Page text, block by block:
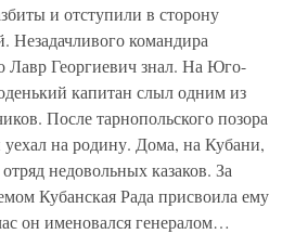
и отступили в сторону
Незадачливого командира
Лавр Георгиевич знал. На Юго-
капитан слыл одним из
После тарнопольского позора
уехал на родину. Дома, на Кубани,
недовольных казаков. За
Кубанская Рада присвоила ему
он именовался генералом…